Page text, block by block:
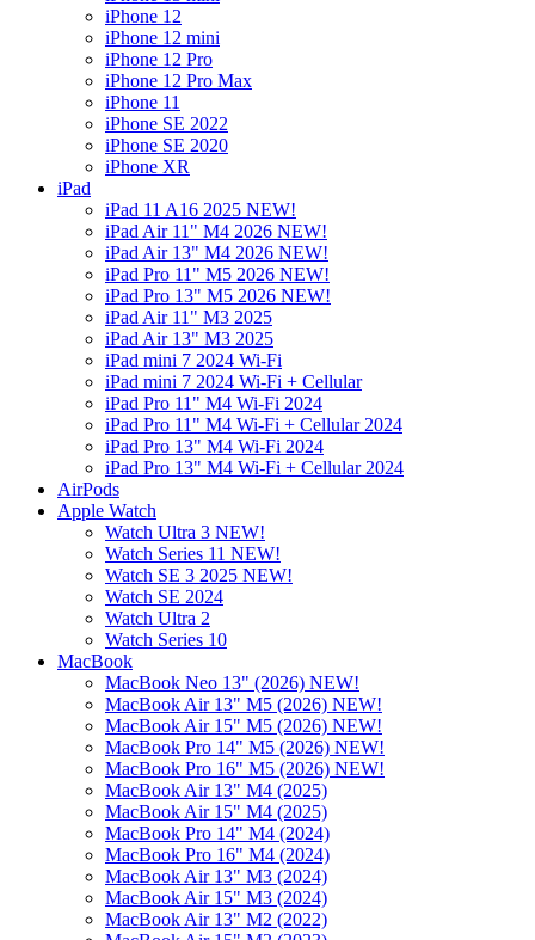
iPhone 12
iPhone 12 mini
iPhone 12 Pro
iPhone 12 Pro Max
iPhone 11
iPhone SE 2022
iPhone SE 2020
iPhone XR
iPad
iPad 11 A16 2025 NEW!
iPad Air 11" M4 2026 NEW!
iPad Air 13" M4 2026 NEW!
iPad Pro 11" M5 2026 NEW!
iPad Pro 13" M5 2026 NEW!
iPad Air 11" M3 2025
iPad Air 13" M3 2025
iPad mini 7 2024 Wi-Fi
iPad mini 7 2024 Wi-Fi + Cellular
iPad Pro 11" M4 Wi-Fi 2024
iPad Pro 11" M4 Wi-Fi + Cellular 2024
iPad Pro 13" M4 Wi-Fi 2024
iPad Pro 13" M4 Wi-Fi + Cellular 2024
AirPods
Apple Watch
Watch Ultra 3 NEW!
Watch Series 11 NEW!
Watch SE 3 2025 NEW!
Watch SE 2024
Watch Ultra 2
Watch Series 10
MacBook
MacBook Neo 13" (2026) NEW!
MacBook Air 13" M5 (2026) NEW!
MacBook Air 15" M5 (2026) NEW!
MacBook Pro 14" M5 (2026) NEW!
MacBook Pro 16" M5 (2026) NEW!
MacBook Air 13" M4 (2025)
MacBook Air 15" M4 (2025)
MacBook Pro 14" M4 (2024)
MacBook Pro 16" M4 (2024)
MacBook Air 13" M3 (2024)
MacBook Air 15" M3 (2024)
MacBook Air 13" M2 (2022)